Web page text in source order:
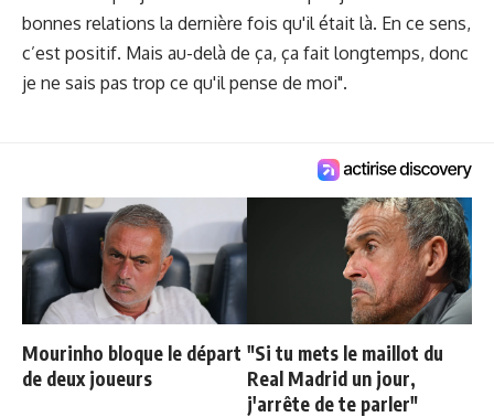
bonnes relations la dernière fois qu'il était là. En ce sens,
c’est positif. Mais au-delà de ça, ça fait longtemps, donc
je ne sais pas trop ce qu'il pense de moi".
Mourinho bloque le départ
de deux joueurs
"Si tu mets le maillot du
Real Madrid un jour,
j'arrête de te parler"